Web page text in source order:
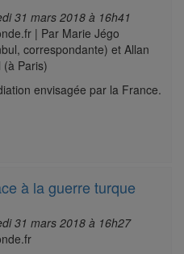
31 mars 2018 à 16h41
| Par Marie Jégo
correspondante) et Allan
(à Paris)
envisagée par la France.
à la guerre turque
31 mars 2018 à 16h27